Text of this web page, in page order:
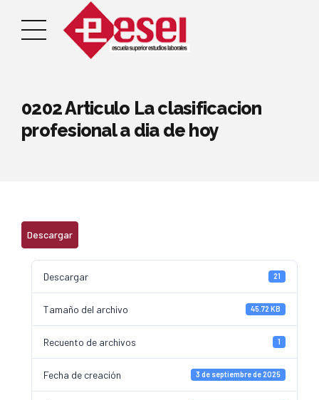
0202 Articulo La clasificacion
profesional a dia de hoy
Descargar
Descargar 21
Tamaño del archivo 45.72 KB
Recuento de archivos 1
Fecha de creación 3 de septiembre de 2025